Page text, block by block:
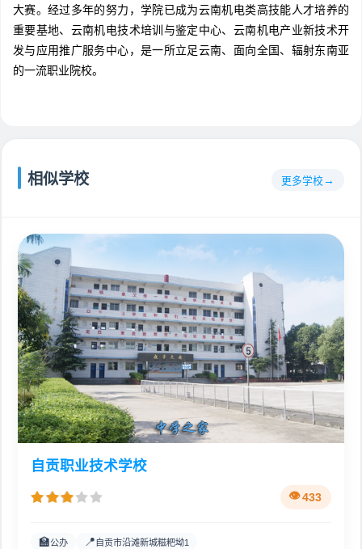
大赛。经过多年的努力，学院已成为云南机电类高技能人才培养的
重要基地、云南机电技术培训与鉴定中心、云南机电产业新技术开
发与应用推广服务中心，是一所立足云南、面向全国、辐射东南亚
的一流职业院校。
相似学校 更多学校
自贡职业技术学校
433
🏫公办 📍自贡市沿滩新城糍粑坳1